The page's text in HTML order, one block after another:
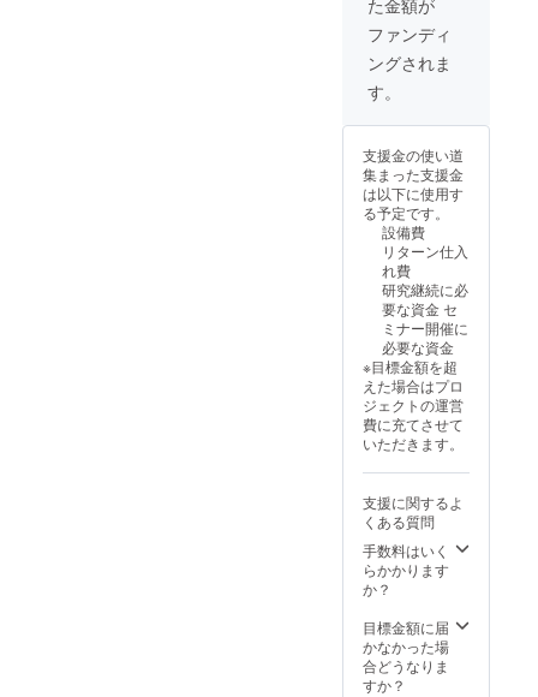
円（税
込） ※
は1名様
す。ご
家族ご
同伴の
場合は
別途1名
様分の
参加費
がかか
りま
す。 ※
詳細は
後日
メール
にてお
知らせ
致しま
す。 ※
欠席さ
れた方
には、
当日の
資料を
お送り
致しま
付され
てから6
カ月
一回
しま
す。ま
た、菊
地と最
新の研
究内容
とオン
ライン
で60分
程度意
見交換
できる
権利を
お渡し
致しま
す。こ
ちらの
ノート
ブック
ルがあ
れば
（他に
Mathe
センス
が必要
です
ての
Mathe
matica
ノート
ル ・菊
新の研
究内容
をオン
ライン
で60分
程度（1
見交換
できる
権利
（ツー
ルは
zoomと
し、有
効期限
は6カ月
とす
をお送
りしま
す。 こ
ちらの
ノート
ファイ
ルがあ
れば
（他に
た金額が
ファンディ
ングされま
す。
支援金の使い道
集まった支援金
は以下に使用す
る予定です。
設備費
リターン仕入
れ費
研究継続に必
要な資金 セ
ミナー開催に
必要な資金
※目標金額を超
えた場合はプロ
ジェクトの運営
費に充てさせて
いただきます。
支援に関するよ
くある質問
手数料はいく
らかかります
か？
目標金額に届
かなかった場
合どうなりま
すか？